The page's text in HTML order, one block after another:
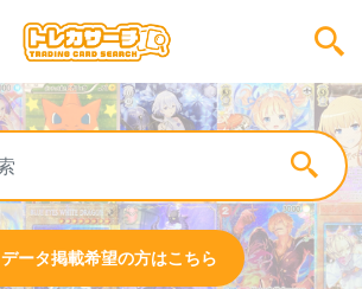
データ掲載希望の方はこちら